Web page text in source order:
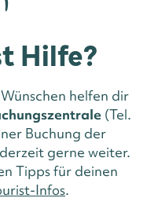
Hilfe?
helfen dir
(Tel.
Buchung der
gerne weiter.
Tipps für deinen
Infos.